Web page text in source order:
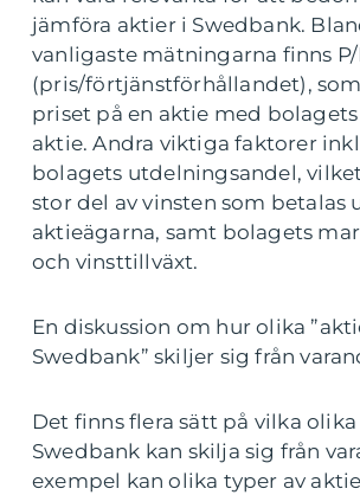
jämföra aktier i Swedbank.
vanligaste mätningarna finns
(pris/förtjänstförhållandet),
priset på en aktie med
aktie. Andra viktiga faktorer
bolagets utdelningsandel,
stor del av vinsten som betalas
aktieägarna, samt bolagets
och vinsttillväxt.
En diskussion om hur olika
Swedbank” skiljer sig från
Det finns flera sätt på vilka
Swedbank kan skilja sig från
exempel kan olika typer av